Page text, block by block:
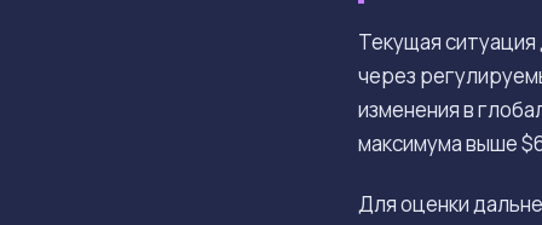
Текущая
через
изменения в
максимума выше
Для оценки